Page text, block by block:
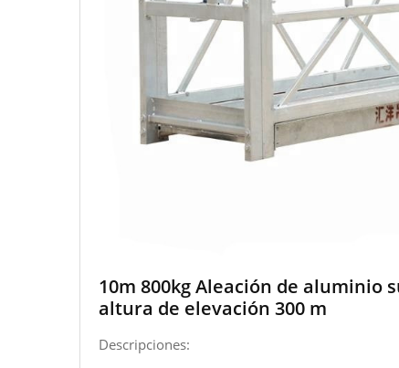
10m 800kg Aleación de aluminio
altura de elevación 300 m
Descripciones: